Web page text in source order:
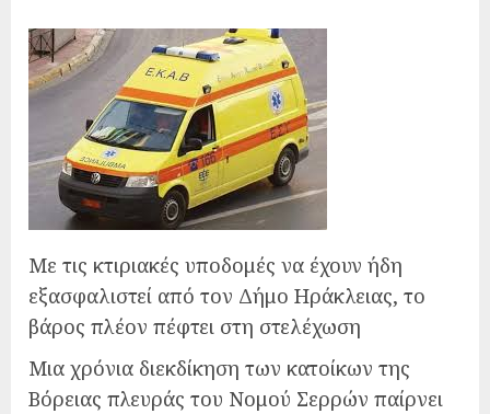
Με τις κτιριακές υποδομές να έχουν ήδη
εξασφαλιστεί από τον Δήμο Ηράκλειας, το
βάρος πλέον πέφτει στη στελέχωση
Μια χρόνια διεκδίκηση των κατοίκων της
Βόρειας πλευράς του Νομού Σερρών παίρνει